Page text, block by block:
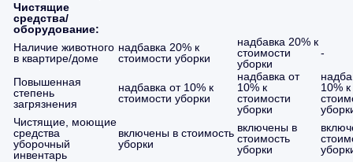
Чистящие
средства/
оборудование:
Наличие животного
в квартире/доме
надбавка 20% к
стоимости уборки
надбавка 20% к
стоимости
уборки
-
Повышенная
степень
загрязнения
надбавка от 10% к
стоимости уборки
надбавка от
10% к
стоимости
уборки
10% к
Чистящие, моющие
средства
уборочный
инвентарь
включены в стоимость
уборки
включены в
стоимость
уборки